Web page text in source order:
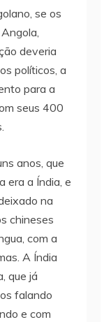
se os
deveria
políticos, a
para a
seus 400
anos, que
era a Índia, e
na
chineses
com a
A Índia
que já
falando
e com